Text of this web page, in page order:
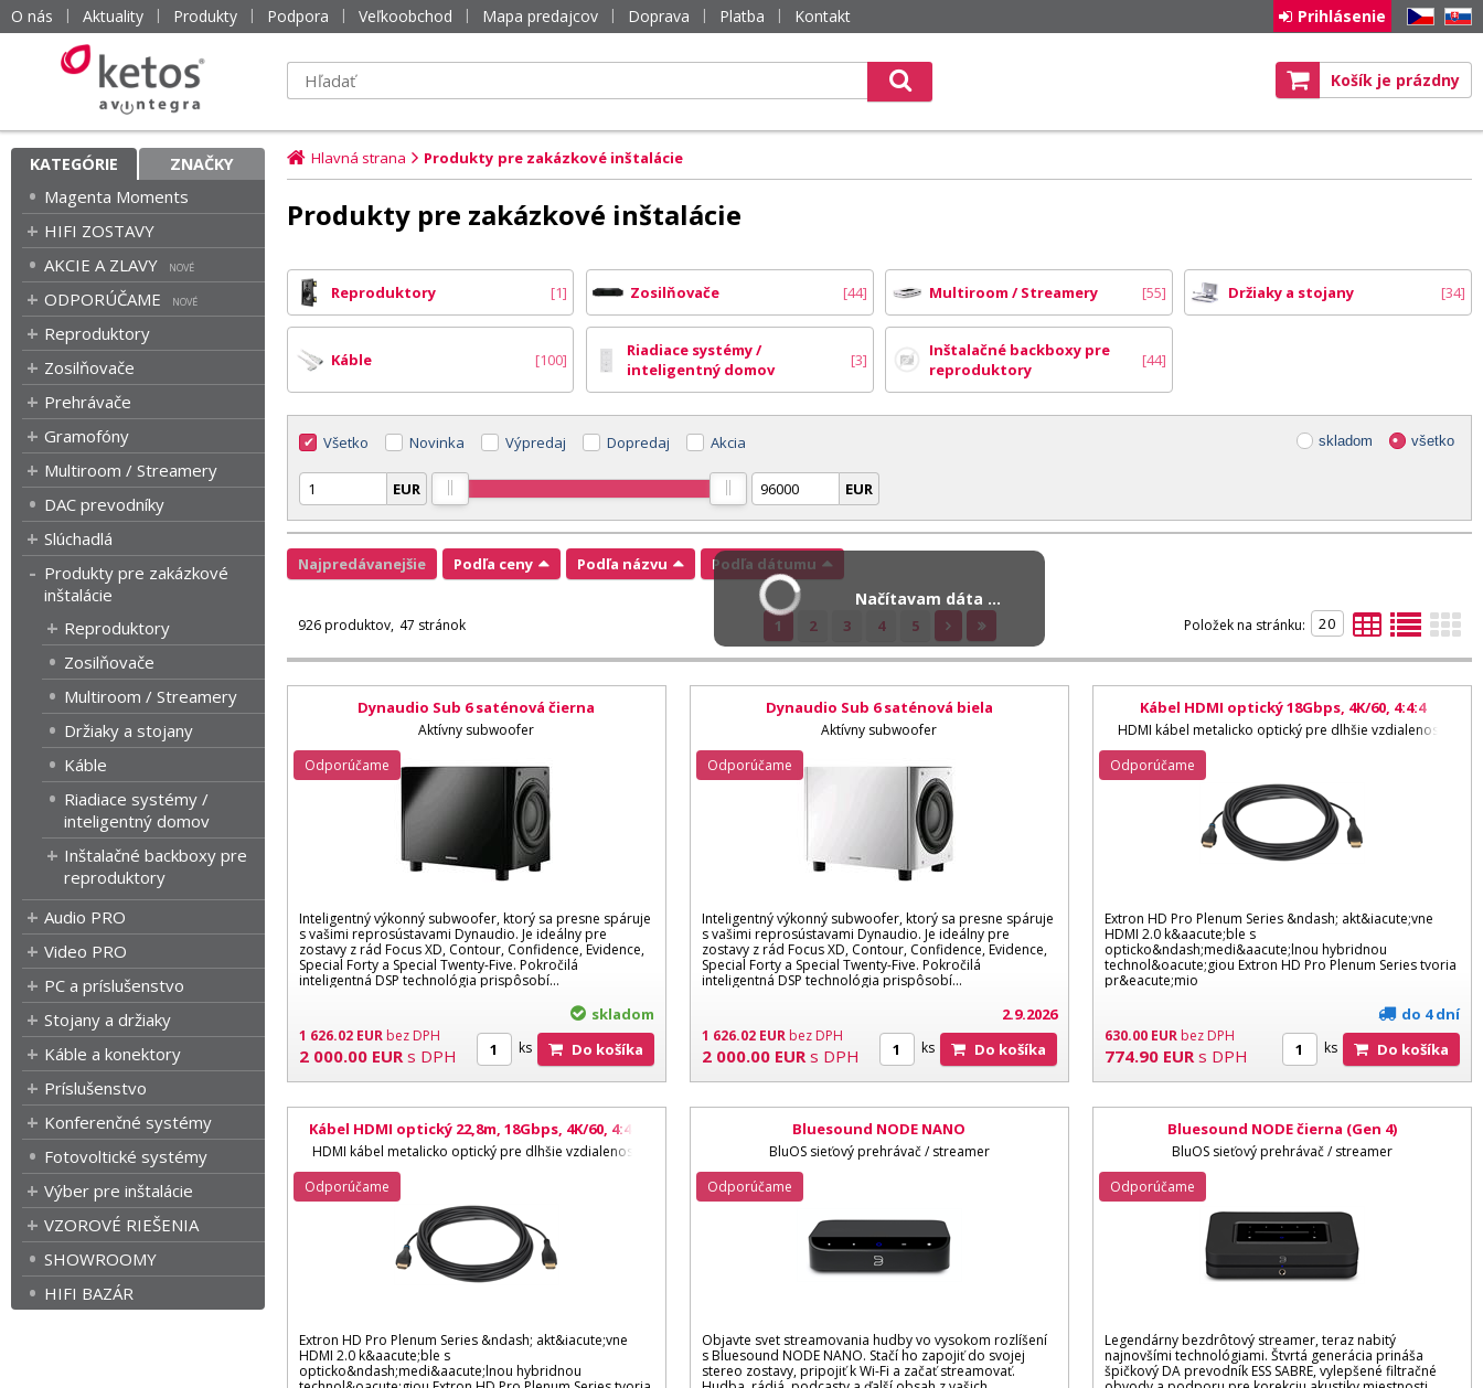
O nás Aktuality Produkty Podpora Veľkoobchod Mapa predajcov Doprava Platba Kontakt CZ SK
Prihlásenie
Košík je prázdny
KATEGÓRIE ZNAČKY
Magenta Moments
HIFI ZOSTAVY
AKCIE A ZLAVY
ODPORÚČAME
Reproduktory
Zosilňovače
Prehrávače
Gramofóny
Multiroom / Streamery
DAC prevodníky
Slúchadlá
Produkty pre zakázkové
inštalácie
Reproduktory
Zosilňovače
Multiroom / Streamery
Držiaky a stojany
Káble
Riadiace systémy /
inteligentný domov
Inštalačné backboxy pre
reproduktory
Audio PRO
Video PRO
PC a príslušenstvo
Stojany a držiaky
Káble a konektory
Príslušenstvo
Konferenčné systémy
Fotovoltické systémy
Výber pre inštalácie
VZOROVÉ RIEŠENIA
SHOWROOMY
HIFI BAZÁR
Hlavná strana Produkty pre zakázkové inštalácie
Produkty pre zakázkové inštalácie
Reproduktory 1 Zosilňovače 44 Multiroom / Streamery 55 Držiaky a stojany 34
Káble 100
Riadiace systémy /
inteligentný domov
3
Inštalačné backboxy pre
reproduktory
44
Všetko Novinka Výpredaj Dopredaj Akcia skladom všetko
EUR EUR
Najpredávanejšie Podľa ceny Podľa názvu Podľa dátumu
926 produktov 47 stránok 1 2 3 4 5 Položek na stránku:
Dynaudio Sub 6 saténová čierna
Aktívny subwoofer
Inteligentný výkonný subwoofer, ktorý sa presne spáruje
s vašimi reprosústavami Dynaudio. Je ideálny pre
zostavy z rád Focus XD, Contour, Confidence, Evidence,
Special Forty a Special Twenty-Five. Pokročilá
inteligentná DSP technológia prispôsobí...
1 626.02 EURbez DPH
2 000.00 EUR s DPH
Odporúčame
skladom
ks Do košíka
Dynaudio Sub 6 saténová biela
Aktívny subwoofer
Inteligentný výkonný subwoofer, ktorý sa presne spáruje
s vašimi reprosústavami Dynaudio. Je ideálny pre
zostavy z rád Focus XD, Contour, Confidence, Evidence,
Special Forty a Special Twenty-Five. Pokročilá
inteligentná DSP technológia prispôsobí...
1 626.02 EURbez DPH
2 000.00 EUR s DPH
Odporúčame
2.9.2026
ks Do košíka
Kábel HDMI optický 18Gbps, 4K/60, 4:4:4
HDMI kábel metalicko optický pre dlhšie vzdialenosti
Extron HD Pro Plenum Series &ndash; akt&iacute;vne
HDMI 2.0 k&aacute;ble s
opticko&ndash;medi&aacute;lnou hybridnou
technol&oacute;giou Extron HD Pro Plenum Series tvoria
pr&eacute;mio
630.00 EURbez DPH
774.90 EUR s DPH
Odporúčame
do 4 dní
ks Do košíka
Kábel HDMI optický 22,8m, 18Gbps, 4K/60, 4:4:4
HDMI kábel metalicko optický pre dlhšie vzdialenosti
Extron HD Pro Plenum Series &ndash; akt&iacute;vne
HDMI 2.0 k&aacute;ble s
opticko&ndash;medi&aacute;lnou hybridnou
Odporúčame
Bluesound NODE NANO
BluOS sieťový prehrávač / streamer
Objavte svet streamovania hudby vo vysokom rozlíšení
s Bluesound NODE NANO. Stačí ho zapojiť do svojej
stereo zostavy, pripojiť k Wi-Fi a začať streamovať.
Odporúčame
Bluesound NODE čierna (Gen 4)
BluOS sieťový prehrávač / streamer
Legendárny bezdrôtový streamer, teraz nabitý
najnovšími technológiami. Štvrtá generácia prináša
špičkový DA prevodník ESS SABRE, vylepšené filtračné
Odporúčame
Načítavam dáta ...